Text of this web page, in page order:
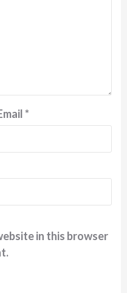
*
in this browser